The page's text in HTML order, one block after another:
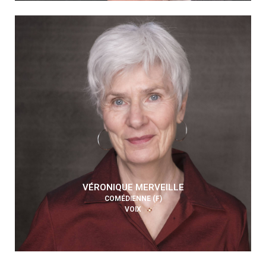
VÉRONIQUE MERVEILLE
COMÉDIENNE (F)
VOIX